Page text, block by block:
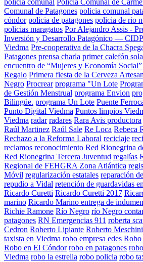
policia comunal Policia Comunal de
Comunal de Patagones policia comunal
cóndor policia de patagones policia de rio
policias maragatos Por Alejandro Assis -
Inversión y Desarrollo Patagónico — CIDP
Viedma Pre-cooperativa de la Chacra
Patagones prensa charla primer calefón
encuentro de “Mujeres y Economía Social”
Regalo Primera fiesta de la Cerveza
Negro Procrear programa "Un Lote
de Gestión Menstrual programa Envion
Bilingüe. programa Un Lote Puente
Punto Digital Viedma Puntos limpios
Viedma radar radares Rara Avis productora
Raúl Martinez Raúl Sale Re Loca Rebeca
Rechazo a la Reforma Laboral reciclaje
reclamos reconocimiento Red Rionegrina
Red Rionegrina Tercera Juventud regalías
Regional de FEHGRA Zona Atlántica
Móvil regularización estatales reparación
repudio a Vidal retención de guardavidas
Ricardo Curetti Ricardo Curetti 2017
marino Ricardo Marino entrega de
Richie Ramone Río Negro río Negro
patagones RN Emergencias 911 roberta
Cedron Roberto Lipiante Roberto Meschini
taxista en Viedma robo empresa edes Robo
Robo en El Cóndor robo en patagones
Viedma robo la estrella robo policia robo